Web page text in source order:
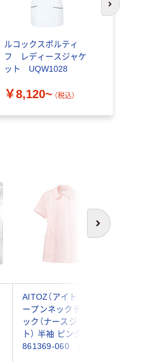
ルコックスポルティ
フ レディースジャケ
ット UQW1028
￥8,120~ （税込）
次のスライド
次へ
AITOZ（アイトス） オ
ープンネックチュニ
ック（ナースジャケッ
ト） 半袖 ピンク S
861369-060 白衣